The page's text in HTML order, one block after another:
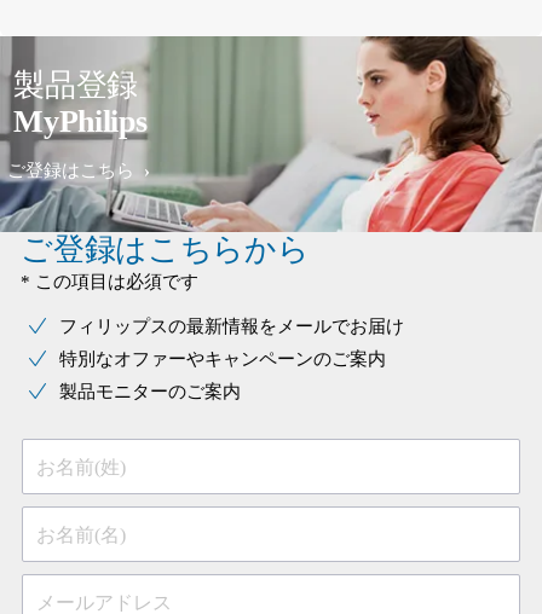
製品登録
MyPhilips
ご登録はこちら
ご登録はこちらから
* この項目は必須です
フィリップスの最新情報をメールでお届け
特別なオファーやキャンペーンのご案内
製品モニターのご案内
お名前(姓)
お名前(名)
メールアドレス